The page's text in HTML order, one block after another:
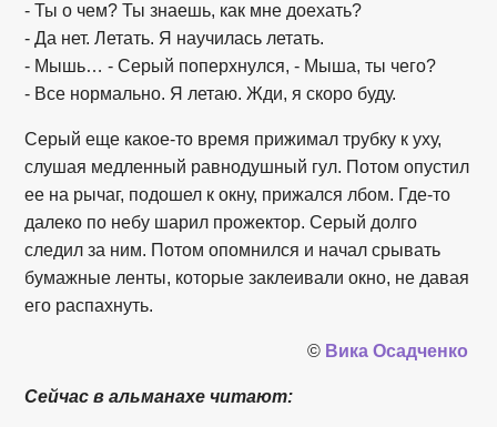
- Ты о чем? Ты знаешь, как мне доехать?
- Да нет. Летать. Я научилась летать.
- Мышь… - Серый поперхнулся, - Мыша, ты чего?
- Все нормально. Я летаю. Жди, я скоро буду.
Серый еще какое-то время прижимал трубку к уху,
слушая медленный равнодушный гул. Потом опустил
ее на рычаг, подошел к окну, прижался лбом. Где-то
далеко по небу шарил прожектор. Серый долго
следил за ним. Потом опомнился и начал срывать
бумажные ленты, которые заклеивали окно, не давая
его распахнуть.
© Вика Осадченко
Сейчас в альманахе читают: